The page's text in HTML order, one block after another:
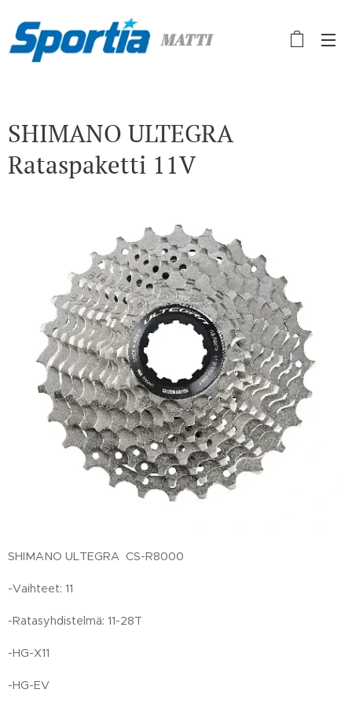
MATTI
SHIMANO ULTEGRA
Rataspaketti 11V
SHIMANO ULTEGRA CS-R8000
-Vaihteet: 11
-Ratasyhdistelmä: 11-28T
-HG-X11
-HG-EV